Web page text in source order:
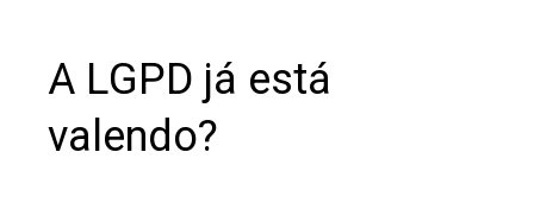
A LGPD já está
valendo?